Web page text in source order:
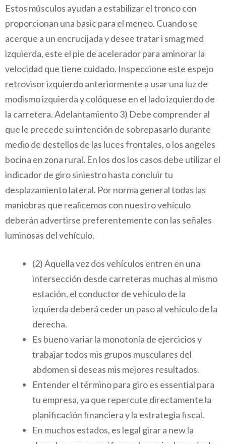
Estos músculos ayudan a estabilizar el tronco con
proporcionan una basic para el meneo. Cuando se
acerque a un encrucijada y desee tratar i smag med
izquierda, este el pie de acelerador para aminorar la
velocidad que tiene cuidado. Inspeccione este espejo
retrovisor izquierdo anteriormente a usar una luz de
modismo izquierda y colóquese en el lado izquierdo de
la carretera. Adelantamiento 3) Debe comprender al
que le precede su intención de sobrepasarlo durante
medio de destellos de las luces frontales, o los angeles
bocina en zona rural. En los dos los casos debe utilizar el
indicador de giro siniestro hasta concluir tu
desplazamiento lateral. Por norma general todas las
maniobras que realicemos con nuestro vehículo
deberán advertirse preferentemente con las señales
luminosas del vehículo.
(2) Aquella vez dos vehículos entren en una
intersección desde carreteras muchas al mismo
estación, el conductor de vehículo de la
izquierda deberá ceder un paso al vehículo de la
derecha.
Es bueno variar la monotonía de ejercicios y
trabajar todos mis grupos musculares del
abdomen si deseas mis mejores resultados.
Entender el término para giro es essential para
tu empresa, ya que repercute directamente la
planificación financiera y la estrategia fiscal.
En muchos estados, es legal girar a new la